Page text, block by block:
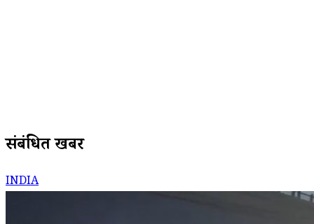
संबंधित खबरें
INDIA